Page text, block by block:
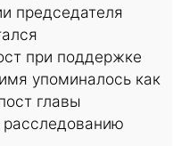
председателя
при поддержке
упоминалось как
главы
расследованию